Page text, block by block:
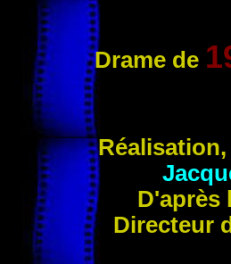
Dramede
D'après
Directeur